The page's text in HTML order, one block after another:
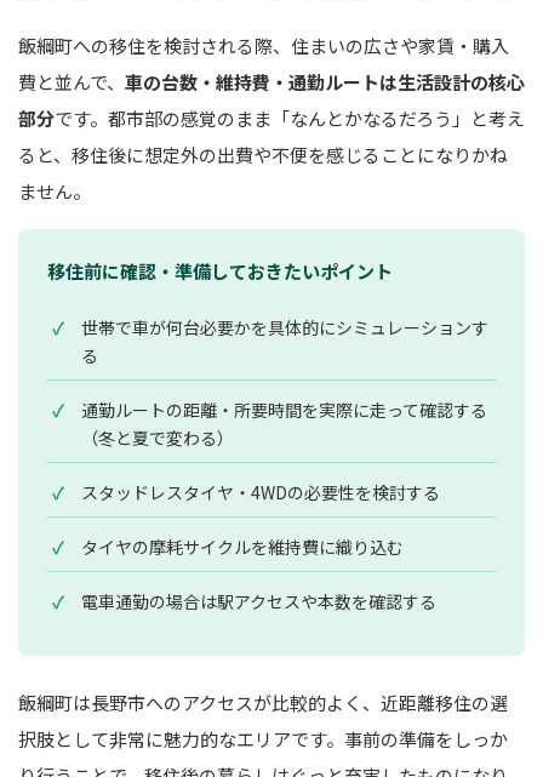
飯綱町への移住を検討される際、住まいの広さや家賃・購入
費と並んで、 車の台数・維持費・通勤ルートは生活設計の核心
部分です。都市部の感覚のまま「なんとかなるだろう」と考え
ると、移住後に想定外の出費や不便を感じることになりかね
ません。
移住前に確認・準備しておきたいポイント
✓
世帯で車が何台必要かを具体的にシミュレーションす
る
✓
通勤ルートの距離・所要時間を実際に走って確認する
（冬と夏で変わる）
✓ スタッドレスタイヤ・4WDの必要性を検討する
✓ タイヤの摩耗サイクルを維持費に織り込む
✓ 電車通勤の場合は駅アクセスや本数を確認する
飯綱町は長野市へのアクセスが比較的よく、近距離移住の選
択肢として非常に魅力的なエリアです。事前の準備をしっか